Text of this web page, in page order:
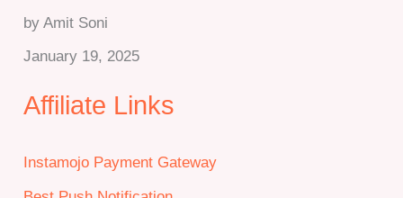
by Amit Soni
January 19, 2025
Affiliate Links
Instamojo Payment Gateway